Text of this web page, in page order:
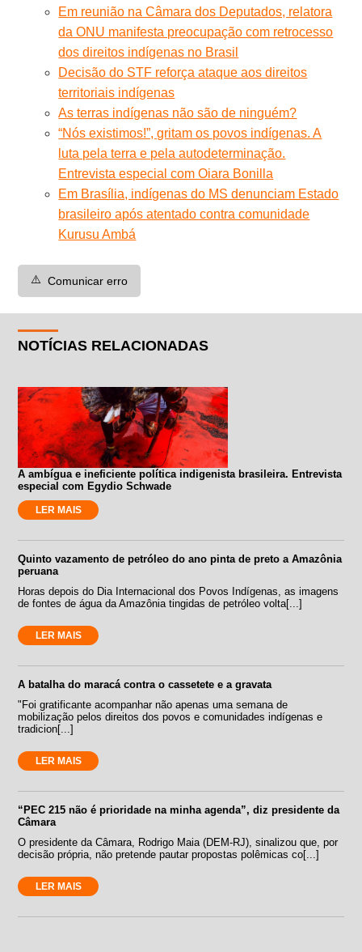
Em reunião na Câmara dos Deputados, relatora
da ONU manifesta preocupação com retrocesso
dos direitos indígenas no Brasil
Decisão do STF reforça ataque aos direitos
territoriais indígenas
As terras indígenas não são de ninguém?
“Nós existimos!”, gritam os povos indígenas. A
luta pela terra e pela autodeterminação.
Entrevista especial com Oiara Bonilla
Em Brasília, indígenas do MS denunciam Estado
brasileiro após atentado contra comunidade
Kurusu Ambá
⚠️ Comunicar erro
NOTÍCIAS RELACIONADAS
A ambígua e ineficiente política indigenista brasileira. Entrevista
especial com Egydio Schwade
LER MAIS
Quinto vazamento de petróleo do ano pinta de preto a Amazônia
peruana
Horas depois do Dia Internacional dos Povos Indígenas, as imagens
de fontes de água da Amazônia tingidas de petróleo volta[...]
LER MAIS
A batalha do maracá contra o cassetete e a gravata
"Foi gratificante acompanhar não apenas uma semana de
mobilização pelos direitos dos povos e comunidades indígenas e
tradicion[...]
LER MAIS
“PEC 215 não é prioridade na minha agenda”, diz presidente da
Câmara
O presidente da Câmara, Rodrigo Maia (DEM-RJ), sinalizou que, por
decisão própria, não pretende pautar propostas polêmicas co[...]
LER MAIS